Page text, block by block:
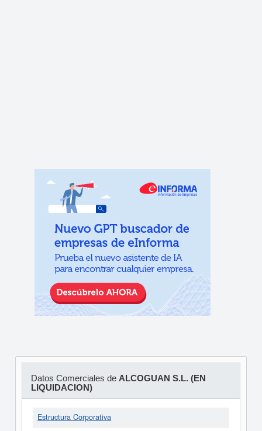
Datos Comerciales de ALCOGUAN S.L. (EN
LIQUIDACION)
Estructura Corporativa